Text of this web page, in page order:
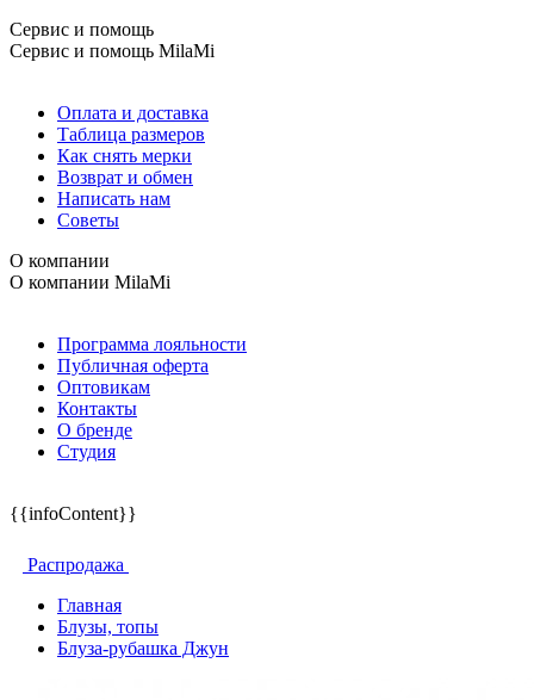
Сервис и помощь
Сервис и помощь MilaMi
Оплата и доставка
Таблица размеров
Как снять мерки
Возврат и обмен
Написать нам
Советы
О компании
О компании MilaMi
Программа лояльности
Публичная оферта
Оптовикам
Контакты
О бренде
Студия
{{infoContent}}
Распродажа
Главная
Блузы, топы
Блуза-рубашка Джун